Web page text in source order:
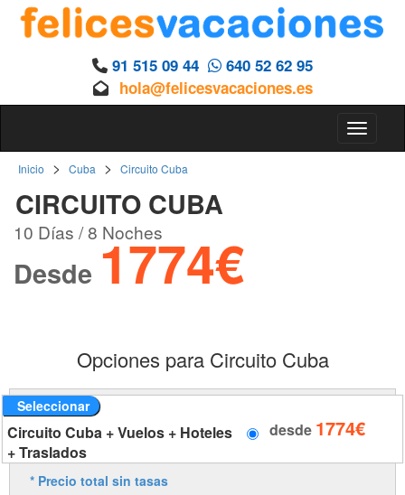
91 515 09 44
640 52 62 95
hola@felicesvacaciones.es
Inicio > Cuba > Circuito Cuba
CIRCUITO CUBA
10 Días / 8 Noches
Desde 1774€
Opciones para Circuito Cuba
Seleccionar
Circuito Cuba + Vuelos + Hoteles
+ Traslados
desde 1774€
* Precio total sin tasas